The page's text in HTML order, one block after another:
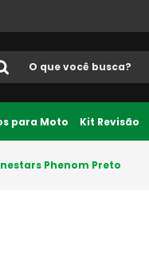
você busca?
Termos mais
1º ls2
2º norisk
para Moto Kit Revisão
Phenom Preto